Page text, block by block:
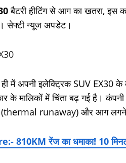
बैटरी हीटिंग से आग का खतरा, इस
सेफ्टी न्यूज अपडेट।
ही में अपनी इलेक्ट्रिक SUV EX30
के मालिकों में चिंता बढ़ गई है।
(thermal runaway) और आग लगने
810KM रेंज का धमाका! 10